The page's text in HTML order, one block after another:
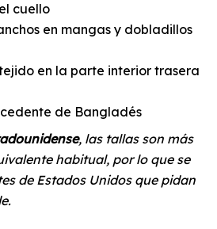
cuello
en mangas y dobladillos
en la parte interior trasera
de Bangladés
, las tallas son más
habitual, por lo que se
de Estados Unidos que pidan